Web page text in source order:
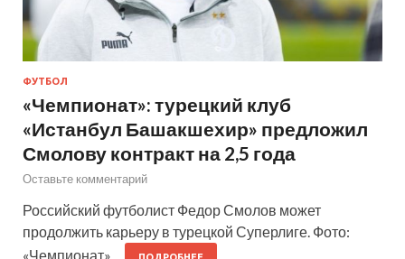
ФУТБОЛ
«Чемпионат»: турецкий клуб
«Истанбул Башакшехир» предложил
Смолову контракт на 2,5 года
Оставьте комментарий
Российский футболист Федор Смолов может
продолжить карьеру в турецкой Суперлиге. Фото:
«Чемпионат»…